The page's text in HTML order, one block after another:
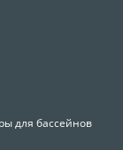
для бассейнов